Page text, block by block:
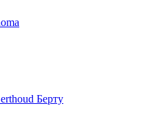
Берту